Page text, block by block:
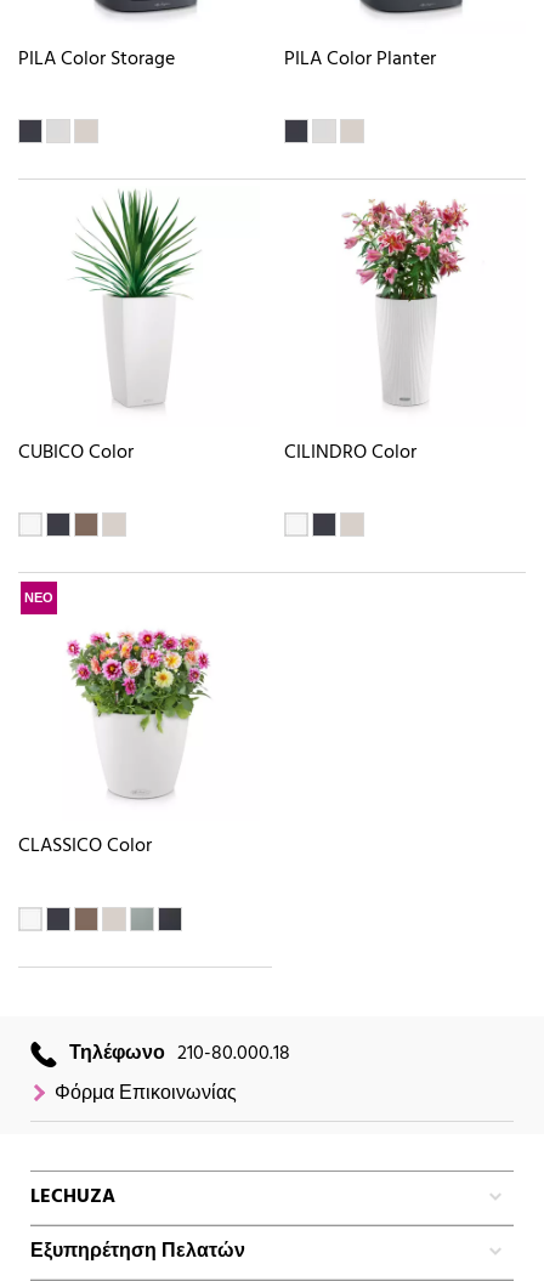
PILA Color Storage PILA Color Planter
CUBICO Color CILINDRO Color
ΝΕΟ
CLASSICO Color
Τηλέφωνο 210-80.000.18
Φόρμα Επικοινωνίας
LECHUZA
Εξυπηρέτηση Πελατών